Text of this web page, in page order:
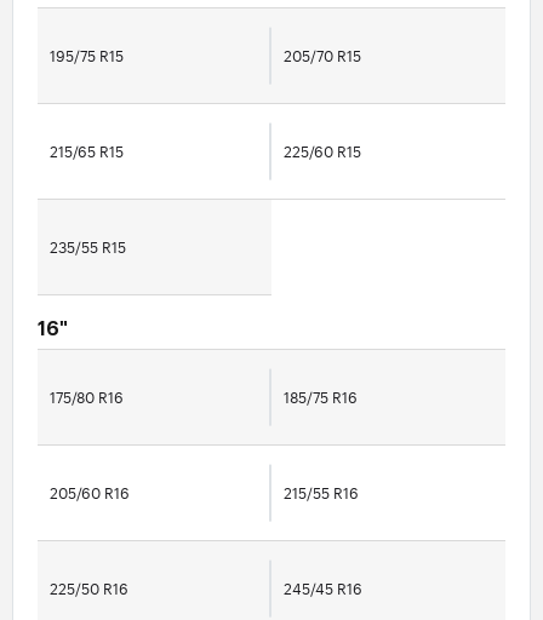
195/75 R15 205/70 R15
215/65 R15 225/60 R15
235/55 R15
16"
175/80 R16 185/75 R16
205/60 R16 215/55 R16
225/50 R16 245/45 R16